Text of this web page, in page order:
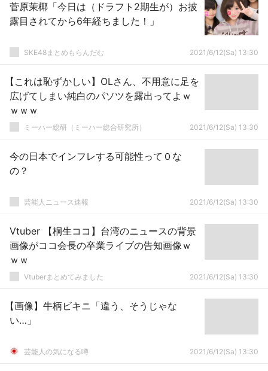
菅原茉椰「今日は（ドラフト2期生が）お披
露目されてから6年経ちました！」
SKE48まとめもらんだむ 2021/6/12(Sa) 13:30
【これは恥ずかしい】OLさん、不用意に足を
広げてしまい純白のパソツを露出ってよｗ
ｗｗｗ
ミーハー総研（ミーハー総合研究所） 2021/6/12(Sa) 13:30
今の日本でインフレする可能性って０な
の？
芸能人ニュース速報 2021/6/12(Sa) 13:30
Vtuber 【桐生ココ】台湾のニュースの背景
画像がココ会長の卒業ライブの告知画像ｗ
ｗｗ
Vtuberまとめてみました 2021/6/12(Sa) 13:30
【画像】牛柄ビキニ「違う、そうじゃな
い…」
芸能人の気になる噂 2021/6/12(Sa) 13:30